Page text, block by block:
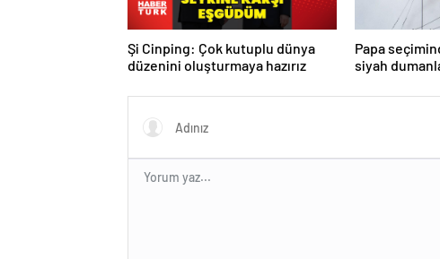
Şi Cinping: Çok kutuplu dünya
düzenini oluşturmaya hazırız
Papa
siyah